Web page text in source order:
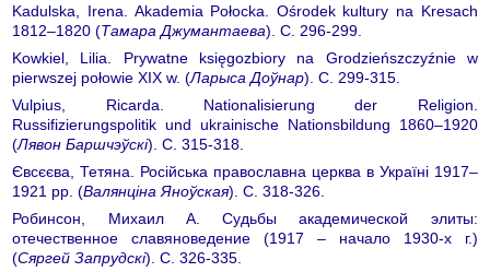
Kadulska, Irena. Akademia Połocka. Ośrodek kultury na Kresach
1812–1820 (Тамара Джумантаева). С. 296-299.
Kowkiel, Lilia. Prywatne księgozbiory na Grodzieńszczyźnie w
pierwszej połowie XIX w. (Ларыса Доўнар). С. 299-315.
Vulpius, Ricarda. Nationalisierung der Religion.
Russifizierungspolitik und ukrainische Nationsbildung 1860–1920
(Лявон Баршчэўскі). С. 315-318.
Євсєєва, Тетяна. Російська православна церква в Україні 1917–
1921 рр. (Валянціна Яноўская). С. 318-326.
Робинсон, Михаил А. Судьбы академической элиты:
отечественное славяноведение (1917 – начало 1930-х г.)
(Сяргей Запрудскі). С. 326-335.